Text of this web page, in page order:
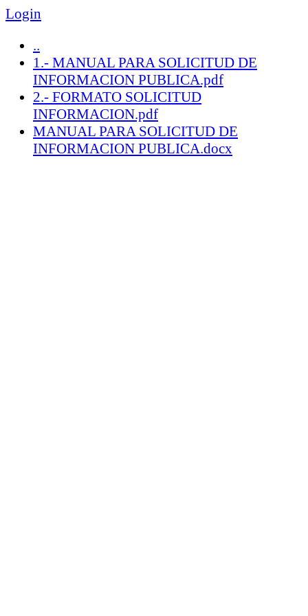
Login
..
1.- MANUAL PARA SOLICITUD DE
INFORMACION PUBLICA.pdf
2.- FORMATO SOLICITUD
INFORMACION.pdf
MANUAL PARA SOLICITUD DE
INFORMACION PUBLICA.docx